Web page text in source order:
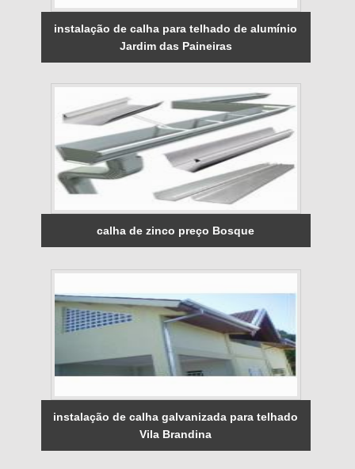
instalação de calha para telhado de alumínio
Jardim das Paineiras
calha de zinco preço Bosque
instalação de calha galvanizada para telhado
Vila Brandina